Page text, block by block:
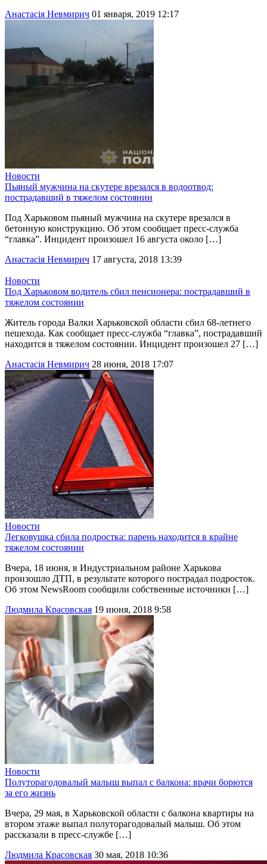
Анастасія Невмирич 01 января, 2019 12:17
Новости
Пьяный мужчина на скутере врезался в водоотвод:
пострадавший в тяжелом состоянии
Под Харьковом пьяный мужчина на скутере врезался в
бетонную конструкцию. Об этом сообщает пресс-служба
“главка”. Инцидент произошел 16 августа около […]
Анастасія Невмирич 17 августа, 2018 13:39
Новости
Под Харьковом водитель сбил пенсионера: пострадавший в
тяжелом состоянии
Житель города Валки Харьковской области сбил 68-летнего
пешехода. Как сообщает пресс-служба “главка”, пострадавший
находится в тяжелом состоянии. Инцидент произошел 27 […]
Анастасія Невмирич 28 июня, 2018 17:07
Новости
Легковушка сбила подростка: парень находится в крайне
тяжелом состоянии
Вчера, 18 июня, в Индустриальном районе Харькова
произошло ДТП, в результате которого пострадал подросток.
Об этом NewsRoom сообщили собственные источники […]
Людмила Красовская 19 июня, 2018 9:58
Новости
Полуторагодовалый малыш выпал с балкона: врачи борются
за его жизнь
Вчера, 29 мая, в Харьковской области с балкона квартиры на
втором этаже выпал полуторагодовалый малыш. Об этом
рассказали в пресс-службе […]
Людмила Красовская 30 мая, 2018 10:36